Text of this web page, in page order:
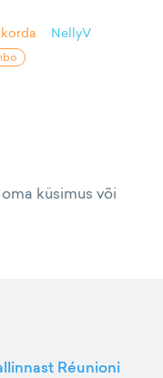
korda NellyV
küsimus või
Réunioni